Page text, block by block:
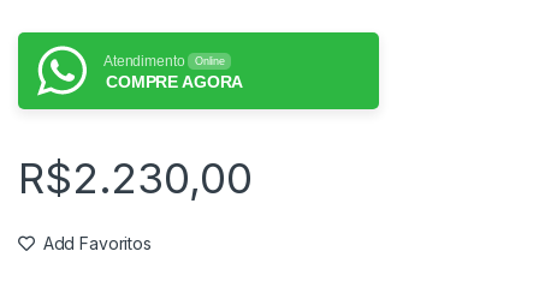
Atendimento Online
COMPRE AGORA
R$2.230,00
Add Favoritos